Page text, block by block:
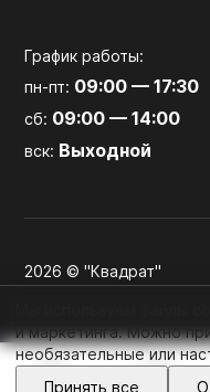
График работы:
пн-пт: 09:00 — 17:30
сб: 09:00 — 14:00
вск: Выходной
2026 © "Квадрат"
и маркетинга. Можно
необязательные или
Принять все